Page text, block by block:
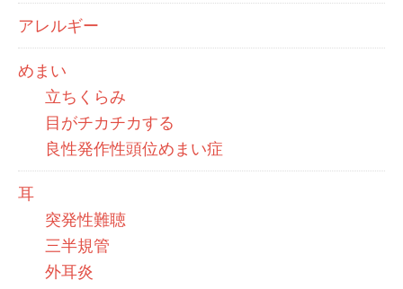
アレルギー
めまい
立ちくらみ
目がチカチカする
良性発作性頭位めまい症
耳
突発性難聴
三半規管
外耳炎